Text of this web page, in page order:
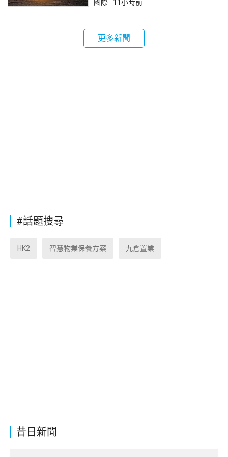
昔日新聞
國際 11小時前
更多新聞
#話題搜尋
HK2 智慧物業保養方案 九倉置業